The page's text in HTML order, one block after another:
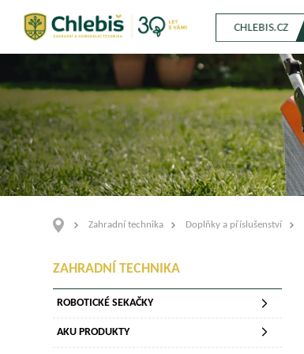
CHLEBIS.CZ
Zahradní technika Doplňky a příslušenství
ZAHRADNÍ TECHNIKA
ROBOTICKÉ SEKAČKY
AKU PRODUKTY